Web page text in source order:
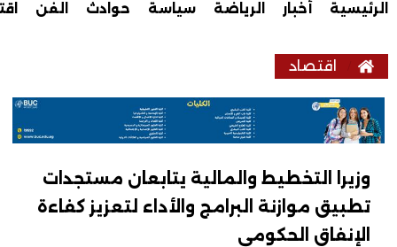
الرئيسية أخبار الرياضة سياسة حوادث الفن
اقتصاد
وزيرا التخطيط والمالية يتابعان مستجدات
تطبيق موازنة البرامج والأداء لتعزيز كفاءة
الإنفاق الحكومي